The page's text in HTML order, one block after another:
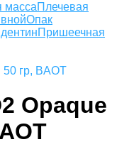
массаПлечевая
Опак
Пришеечная
гр, BAOT
Opaque